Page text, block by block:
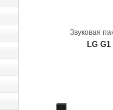
Звуковая
LG G1